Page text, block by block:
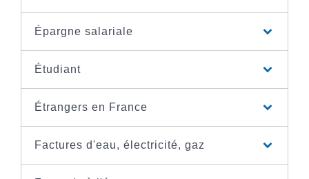
Épargne salariale
Étudiant
Étrangers en France
Factures d'eau, électricité, gaz